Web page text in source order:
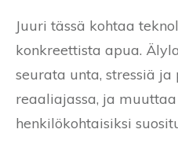
Juuri tässä kohtaa
konkreettista apua.
seurata unta, stressiä
reaaliajassa, ja
henkilökohtaisiksi